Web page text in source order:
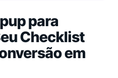
para
Checklist
em